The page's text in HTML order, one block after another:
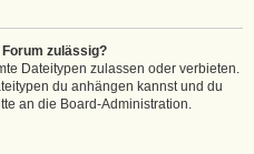
zulässig?
Dateitypen zulassen oder verbieten.
du anhängen kannst und du
an die Board-Administration.